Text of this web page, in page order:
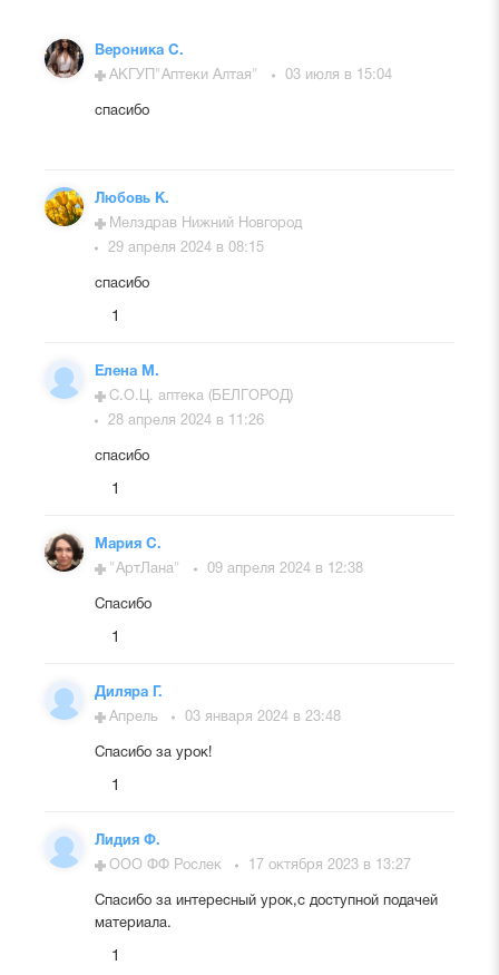
Вероника С.
АКГУП"Аптеки Алтая"
03 июля в 15:04
спасибо
Любовь К.
Мелздрав Нижний Новгород
29 апреля 2024 в 08:15
спасибо
1
Елена М.
С.О.Ц. аптека (БЕЛГОРОД)
28 апреля 2024 в 11:26
спасибо
1
Мария С.
"АртЛана"
09 апреля 2024 в 12:38
Спасибо
1
Диляра Г.
Апрель
03 января 2024 в 23:48
Спасибо за урок!
1
Лидия Ф.
ООО ФФ Рослек
17 октября 2023 в 13:27
Спасибо за интересный урок,с доступной подачей
материала.
1